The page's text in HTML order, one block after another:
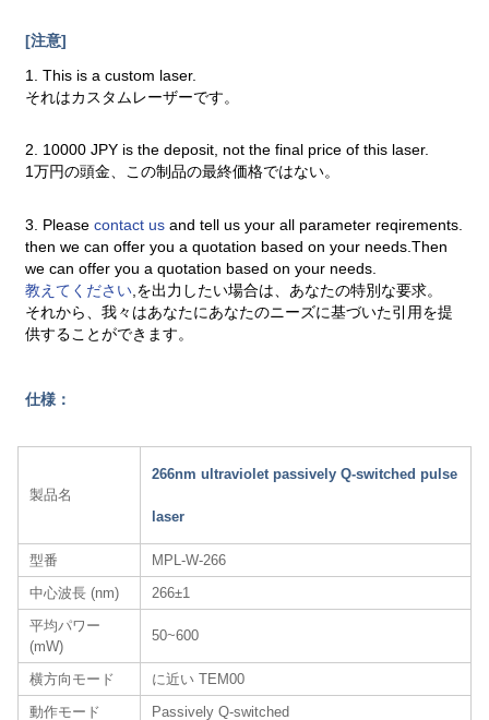
[注意]
1. This is a custom laser.
それはカスタムレーザーです。
2. 10000 JPY is the deposit, not the final price of this laser.
1万円の頭金、この制品の最終価格ではない。
3. Pleasecontact usand tell us your all parameter reqirements.
then we can offer you a quotation based on your needs.Then
we can offer you a quotation based on your needs.
教えてください ,を出力したい場合は、あなたの特別な要求。
それから、我々はあなたにあなたのニーズに基づいた引用を提
供することができます。
仕様：
製品名
266nm ultraviolet passively Q-switched pulse
laser
型番
MPL-W-266
中心波長 (nm)
266±1
平均パワー
(mW)
50~600
横方向モード
に近い TEM00
動作モード
Passively Q-switched